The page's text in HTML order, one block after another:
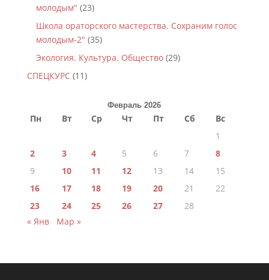
молодым" (23)
Школа ораторского мастерства. Сохраним голос
молодым-2" (35)
Экология. Культура. Общество(29)
СПЕЦКУРС(11)
Февраль 2026
Пн Вт Ср Чт Пт Сб
Вс
1
2
3 4 5 6 7
8
9
10 11 12 13 14
15
16
17 18 19 20 21
22
23
24 25 26 27
28
« Янв
Мар »